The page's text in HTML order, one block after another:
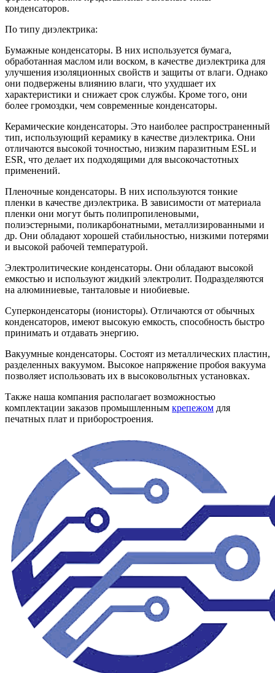
конденсаторов.
По типу диэлектрика:
Бумажные конденсаторы. В них используется бумага,
обработанная маслом или воском, в качестве диэлектрика для
улучшения изоляционных свойств и защиты от влаги. Однако
они подвержены влиянию влаги, что ухудшает их
характеристики и снижает срок службы. Кроме того, они
более громоздки, чем современные конденсаторы.
Керамические конденсаторы. Это наиболее распространенный
тип, использующий керамику в качестве диэлектрика. Они
отличаются высокой точностью, низким паразитным ESL и
ESR, что делает их подходящими для высокочастотных
применений.
Пленочные конденсаторы. В них используются тонкие
пленки в качестве диэлектрика. В зависимости от материала
пленки они могут быть полипропиленовыми,
полиэстерными, поликарбонатными, металлизированными и
др. Они обладают хорошей стабильностью, низкими потерями
и высокой рабочей температурой.
Электролитические конденсаторы. Они обладают высокой
емкостью и используют жидкий электролит. Подразделяются
на алюминиевые, танталовые и ниобиевые.
Суперконденсаторы (ионисторы). Отличаются от обычных
конденсаторов, имеют высокую емкость, способность быстро
принимать и отдавать энергию.
Вакуумные конденсаторы. Состоят из металлических пластин,
разделенных вакуумом. Высокое напряжение пробоя вакуума
позволяет использовать их в высоковольтных установках.
Также наша компания располагает возможностью
комплектации заказов промышленным крепежом для
печатных плат и приборостроения.